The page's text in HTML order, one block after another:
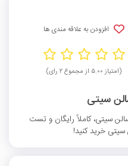
افزودن به علاقه مندی ها
(امتیاز ۵.۰۰ از مجموع ۲ رای)
سیتی
سیتی، کاملاً رایگان و تست
خرید کنید!